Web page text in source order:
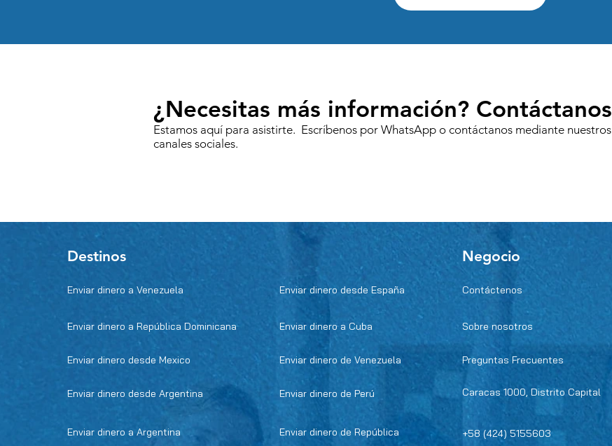
¿Necesitas más información? Contáctanos
Estamos aquí para asistirte. Escríbenos por WhatsApp o contáctanos mediante nuestros
canales sociales.
Destinos
Enviar dinero a Venezuela
Negocio
Enviar dinero desde España Contáctenos
Enviar dinero a República Dominicana Enviar dinero a Cuba Sobre nosotros
Enviar dinero desde Mexico Enviar dinero de Venezuela Preguntas Frecuentes
Enviar dinero desde Argentina
Enviar dinero de República
Caracas 1000, Distrito Capital
Enviar dinero a Argentina +58 (424) 5155603
Enviar dinero de Perú